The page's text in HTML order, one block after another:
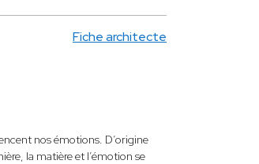
Fiche architecte
nos émotions. D’origine
la matière et l’émotion se